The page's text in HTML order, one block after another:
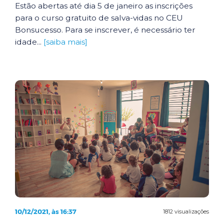
Estão abertas até dia 5 de janeiro as inscrições
para o curso gratuito de salva-vidas no CEU
Bonsucesso. Para se inscrever, é necessário ter
idade... [saiba mais]
1812 visualizações
10/12/2021, às 16:37